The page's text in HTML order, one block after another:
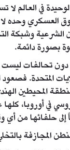
في العالم لا
العسكري وحده
الشرعية وشبكة
بصورة دائمة.
دون تحالفات
المتحدة.
المحيطين
في أوروبا،
إلى حلفائها من
المجازفة